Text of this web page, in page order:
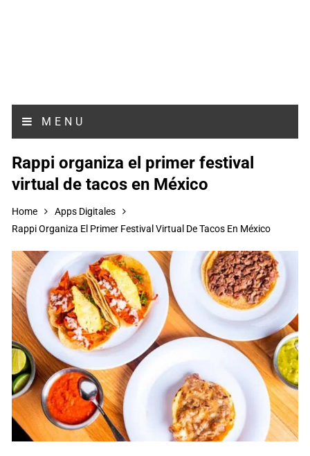
MENU
Rappi organiza el primer festival
virtual de tacos en México
Home
Apps Digitales
Rappi Organiza El Primer Festival Virtual De Tacos En México